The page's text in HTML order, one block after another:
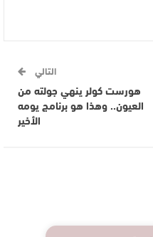
التالي
هورست كولر ينهي جولته من
العيون.. وهذا هو برنامج يومه
الأخير